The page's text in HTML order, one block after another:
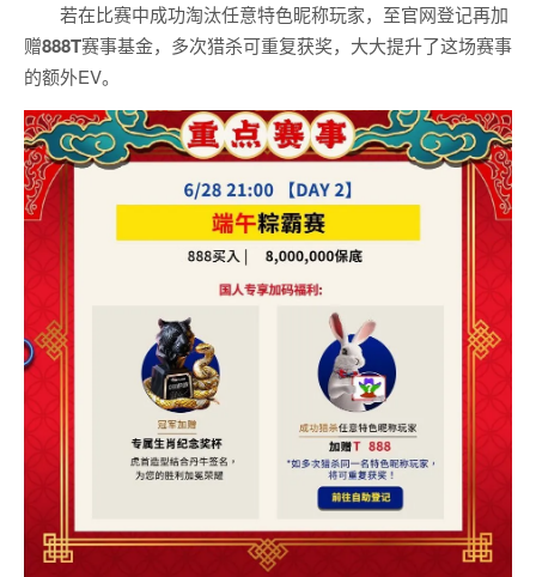
若在比赛中成功淘汰任意特色昵称玩家，至官网登记再加
赠888T赛事基金，多次猎杀可重复获奖，大大提升了这场赛事
的额外EV。